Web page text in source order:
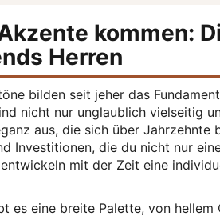
kommen:
Herren
bilden seit jeher das
nicht nur unglaublich vielseitig
aus, die sich über
Investitionen, die du nicht nur
mit der Zeit eine
es eine breite Palette, von